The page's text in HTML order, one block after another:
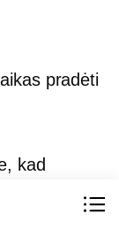
pradėti
kad
ir skiriasi